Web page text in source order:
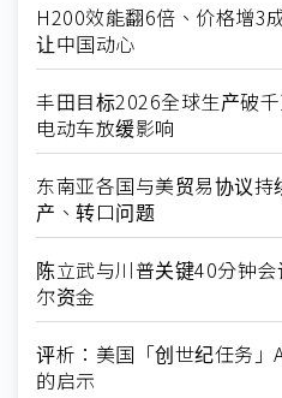
H200效能翻6倍、价格增
让中国动心
丰田目标2026全球生产破
电动车放缓影响
东南亚各国与美贸易协议
产、转口问题
陈立武与川普关键40分钟
尔资金
评析：美国「创世纪任务
的启示